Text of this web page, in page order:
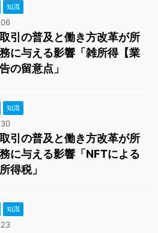
知識
引の普及と働き方改革が所
に与える影響「雑所得【業
の留意点」
知識
引の普及と働き方改革が所
に与える影響「NFTによる
得税」
知識